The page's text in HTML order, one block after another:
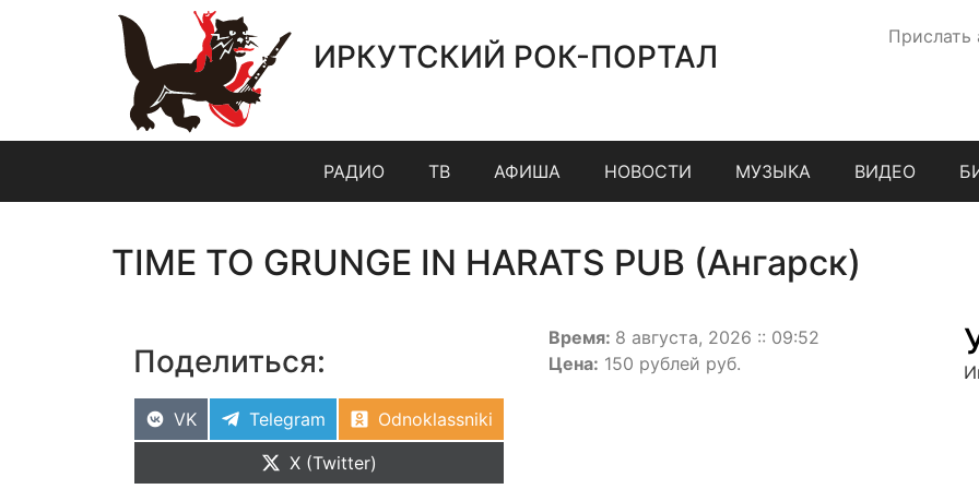
ИРКУТСКИЙ РОК-ПОРТАЛ
РАДИО ТВ АФИША НОВОСТИ МУЗЫКА ВИДЕО
TIME TO GRUNGE IN HARATS PUB (Ангарск)
Поделиться:
VK Telegram
Odnoklassniki
X (Twitter)
Время: 8 августа, 2026 :: 09:52
Цена: 150 рублей руб.